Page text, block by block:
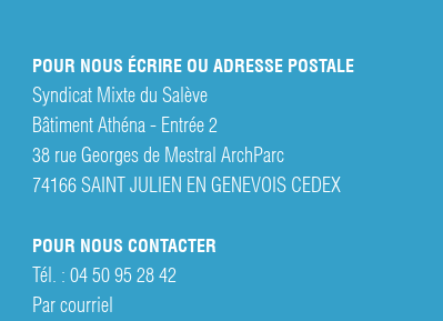
POUR NOUS ÉCRIRE OU ADRESSE POSTALE
Syndicat Mixte du Salève
Bâtiment Athéna - Entrée 2
38 rue Georges de Mestral ArchParc
74166 SAINT JULIEN EN GENEVOIS CEDEX
POUR NOUS CONTACTER
Tél. : 04 50 95 28 42
Par courriel